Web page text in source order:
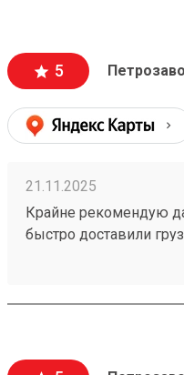
5
21.11.2025
Крайне рекомендую
быстро доставили